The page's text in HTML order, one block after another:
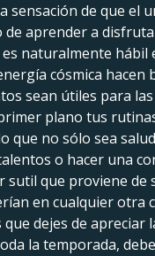
sensación de que el
aprender a
naturalmente hábil
cósmica hacen
sean útiles para
plano tus
que no sólo sea
o hacer una
sutil que proviene de
en cualquier otra
dejes de apreciar
la temporada,